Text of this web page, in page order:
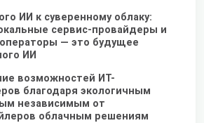
ИИ к суверенному облаку:
сервис-провайдеры и
— это будущее
ИИ
возможностей ИТ-
благодаря экологичным
независимым от
облачным решениям